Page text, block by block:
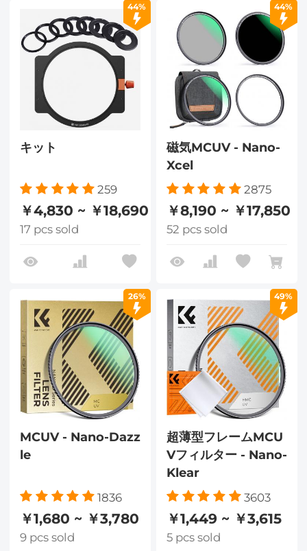
44%
キット
259
￥4,830 ~ ￥18,690
17 pcs sold
44%
磁気MCUV - Nano-
Xcel
2875
￥8,190 ~ ￥17,850
52 pcs sold
26%
MCUV - Nano-Dazz
le
1836
￥1,680 ~ ￥3,780
9 pcs sold
49%
超薄型フレームMCU
Vフィルター - Nano-
Klear
3603
￥1,449 ~ ￥3,615
5 pcs sold